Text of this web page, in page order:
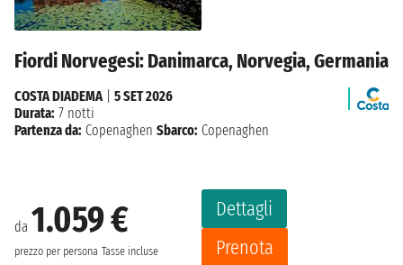
Fiordi Norvegesi: Danimarca, Norvegia, Germania
da 1.059 €
prezzo per persona Tasse incluse
Dettagli
Prenota
COSTA DIADEMA| 5 SET 2026
Durata: 7 notti
Partenza da: Copenaghen Sbarco: Copenaghen